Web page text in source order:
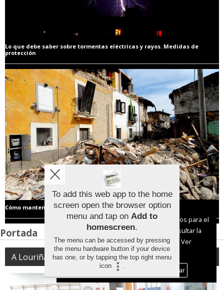
Lo que debe saber sobre tormentas eléctricas y rayos. Medidas de
protección
Cómo mantenerse a salvo en caso de terremoto
Portada
A Louriña
Aviso sobre el Uso de cookies:
Utilizamos cookies nuestras y de terceros para el
funcionamiento del digital. Puedes consultar la
lista de cookies y como desconectarlas.
Ver
nuestra Política de Privacidad y Cookies
Aceptar Cookies
Personalizar
To add this web app to the home
screen open the browser option
menu and tap on Add to
homescreen.
The menu can be accessed by pressing
the menu hardware button if your device
has one, or by tapping the top right menu
icon
.